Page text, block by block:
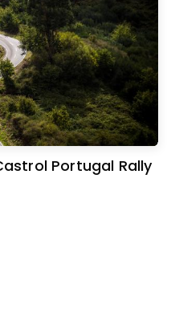
Portugal Rally